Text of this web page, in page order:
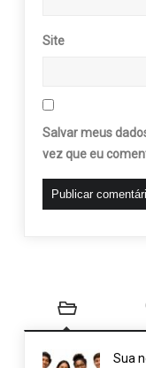
Site
Salvar meus
vez que eu
Sua